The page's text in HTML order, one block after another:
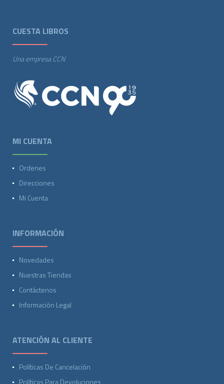
CUESTA LIBROS
Una empresa CCN
MI CUENTA
Ordenes
Direcciones
Mi Cuenta
INFORMACIÓN
Novedades
Nuestras Tiendas
Contáctenos
Información Legal
ATENCIÓN AL CLIENTE
Políticas De Cancelación
Políticas Para Devoluciones